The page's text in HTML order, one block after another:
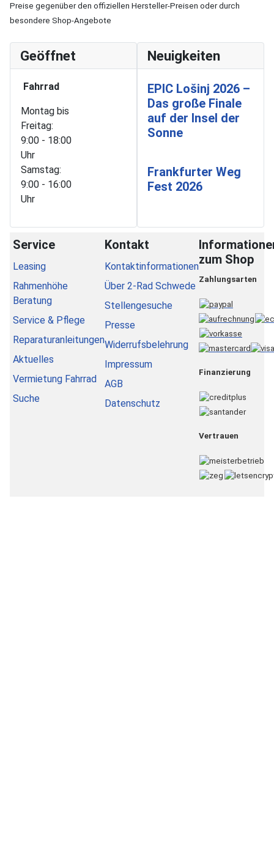
Preise gegenüber den offiziellen Hersteller-Preisen oder durch
besondere Shop-Angebote
Geöffnet
Fahrrad
Montag bis
Freitag:
9:00 - 18:00
Uhr
Samstag:
9:00 - 16:00
Uhr
Neuigkeiten
EPIC Lošinj 2026 –
Das große Finale
auf der Insel der
Sonne
Frankfurter Weg
Fest 2026
Service
Leasing
Rahmenhöhe
Beratung
Service & Pflege
Reparaturanleitungen
Aktuelles
Vermietung Fahrrad
Suche
Kontakt
Kontaktinformationen
Über 2-Rad Schwede
Stellengesuche
Presse
Widerrufsbelehrung
Impressum
AGB
Datenschutz
zum Shop
Zahlungsarten
Finanzierung
Vertrauen